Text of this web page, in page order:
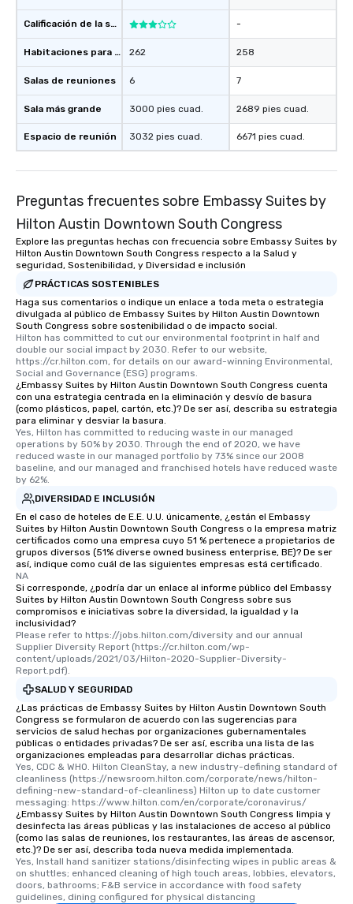
Calificación de la sede
Habitaciones para huéspedes
Salas de reuniones
Sala más grande
Espacio de reunión
262
6
3000 pies cuad.
3032 pies cuad.
-
258
7
2689 pies cuad.
6671 pies cuad.
Preguntas frecuentes sobre Embassy Suites by
Hilton Austin Downtown South Congress
Explore las preguntas hechas con frecuencia sobre Embassy Suites by
Hilton Austin Downtown South Congress respecto a la Salud y
seguridad, Sostenibilidad, y Diversidad e inclusión
PRÁCTICAS SOSTENIBLES
Haga sus comentarios o indique un enlace a toda meta o estrategia
divulgada al público de Embassy Suites by Hilton Austin Downtown
South Congress sobre sostenibilidad o de impacto social.
Hilton has committed to cut our environmental footprint in half and
double our social impact by 2030. Refer to our website,
https://cr.hilton.com, for details on our award-winning Environmental,
Social and Governance (ESG) programs.
¿Embassy Suites by Hilton Austin Downtown South Congress cuenta
con una estrategia centrada en la eliminación y desvío de basura
(como plásticos, papel, cartón, etc.)? De ser así, describa su estrategia
para eliminar y desviar la basura.
Yes, Hilton has committed to reducing waste in our managed
operations by 50% by 2030. Through the end of 2020, we have
reduced waste in our managed portfolio by 73% since our 2008
baseline, and our managed and franchised hotels have reduced waste
by 62%.
DIVERSIDAD E INCLUSIÓN
En el caso de hoteles de E.E. U.U. únicamente, ¿están el Embassy
Suites by Hilton Austin Downtown South Congress o la empresa matriz
certificados como una empresa cuyo 51 % pertenece a propietarios de
grupos diversos (51% diverse owned business enterprise, BE)? De ser
así, indique como cuál de las siguientes empresas está certificado.
NA
Si corresponde, ¿podría dar un enlace al informe público del Embassy
Suites by Hilton Austin Downtown South Congress sobre sus
compromisos e iniciativas sobre la diversidad, la igualdad y la
inclusividad?
Please refer to https://jobs.hilton.com/diversity and our annual
Supplier Diversity Report (https://cr.hilton.com/wp-
content/uploads/2021/03/Hilton-2020-Supplier-Diversity-
Report.pdf).
SALUD Y SEGURIDAD
¿Las prácticas de Embassy Suites by Hilton Austin Downtown South
Congress se formularon de acuerdo con las sugerencias para
servicios de salud hechas por organizaciones gubernamentales
públicas o entidades privadas? De ser así, escriba una lista de las
organizaciones empleadas para desarrollar dichas prácticas.
Yes, CDC & WHO. Hilton CleanStay, a new industry-defining standard of
cleanliness (https://newsroom.hilton.com/corporate/news/hilton-
defining-new-standard-of-cleanliness) Hilton up to date customer
messaging: https://www.hilton.com/en/corporate/coronavirus/
¿Embassy Suites by Hilton Austin Downtown South Congress limpia y
desinfecta las áreas públicas y las instalaciones de acceso al público
(como las salas de reuniones, los restaurantes, las áreas de ascensor,
etc.)? De ser así, describa toda nueva medida implementada.
Yes, Install hand sanitizer stations/disinfecting wipes in public areas &
on shuttles; enhanced cleaning of high touch areas, lobbies, elevators,
doors, bathrooms; F&B service in accordance with food safety
guidelines, dining configured for physical distancing